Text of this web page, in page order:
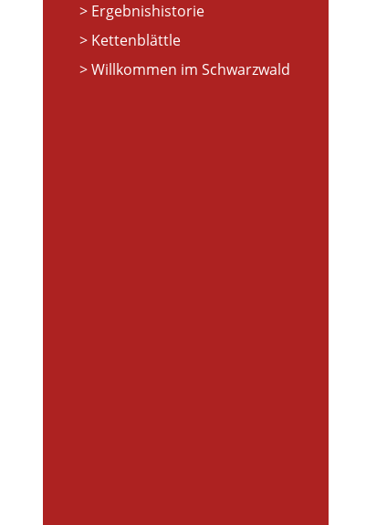
Ergebnishistorie
Kettenblättle
Willkommen im Schwarzwald